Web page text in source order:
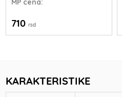
MP cena:
710rsd
KARAKTERISTIKE